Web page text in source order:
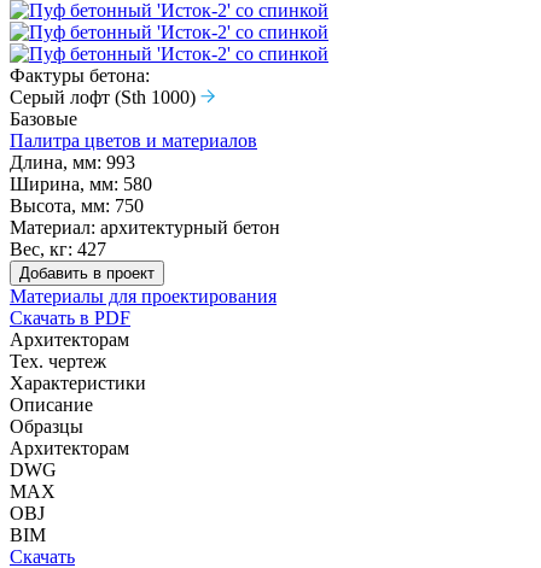
Фактуры бетона:
Серый лофт (Sth 1000)
Базовые
Палитра цветов и материалов
Длина, мм: 993
Ширина, мм: 580
Высота, мм: 750
Материал: архитектурный бетон
Вес, кг: 427
Добавить в проект
Материалы для проектирования
Скачать в PDF
Архитекторам
Тех. чертеж
Характеристики
Описание
Образцы
Архитекторам
DWG
MAX
OBJ
BIM
Скачать